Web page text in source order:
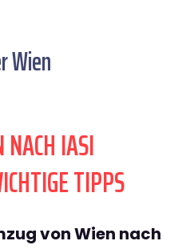
Wien
IASI
TIPPS
von Wien nach